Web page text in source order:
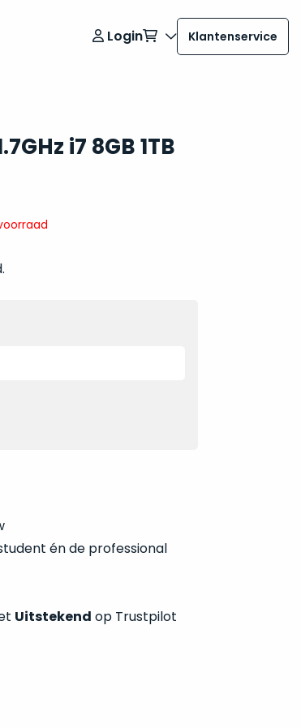
Login Klantenservice
i7 8GB 1TB
én de professional
Uitstekend op Trustpilot